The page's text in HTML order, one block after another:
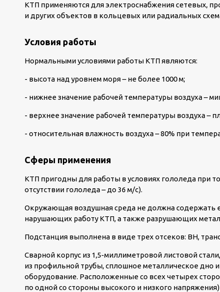
КТП применяются для электроснабжения сетевых,
и других объектов в кольцевых или радиальных
Условия работы
Нормальными условиями работы КТП являются:
- высота над уровнем моря – не более 1000 м;
- нижнее значение рабочей температуры воздуха –
- верхнее значение рабочей температуры воздуха –
- относительная влажность воздуха – 80% при
Сферы применения
КТП пригодны для работы в условиях гололеда при
отсутствии гололеда – до 36 м/с).
Окружающая воздушная среда не должна содержать
нарушающих работу КТП, а также разрушающих
Подстанция выполнена в виде трех отсеков: ВН,
Сварной корпус из 1,5-миллиметровой листовой
из профильной трубы, сплошное металлическое
оборудование. Расположенные со всех четырех
по одной со стороны высокого и низкого